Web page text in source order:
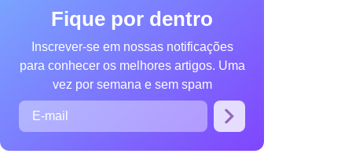
Fique por dentro
Inscrever-se em nossas notificações
para conhecer os melhores artigos. Uma
vez por semana e sem spam